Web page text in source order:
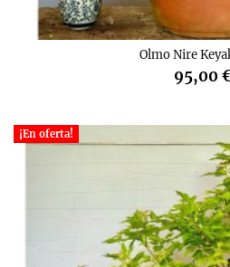
Olmo Nire
95,00
¡En oferta!